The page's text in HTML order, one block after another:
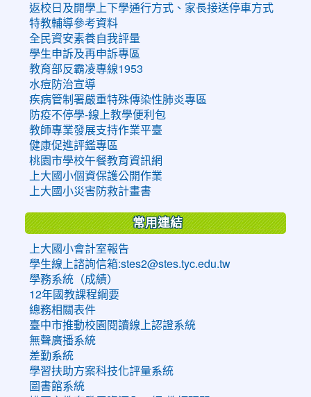
返校日及開學上下學通行方式、家長接送停車方式
特教輔導參考資料
全民資安素養自我評量
學生申訴及再申訴專區
教育部反霸凌專線1953
水痘防治宣導
疾病管制署嚴重特殊傳染性肺炎專區
防疫不停學-線上教學便利包
教師專業發展支持作業平臺
健康促進評鑑專區
桃園市學校午餐教育資訊網
上大國小個資保護公開作業
上大國小災害防救計畫書
常用連結
上大國小會計室報告
學生線上諮詢信箱:stes2@stes.tyc.edu.tw
學務系統（成績）
12年國教課程綱要
總務相關表件
臺中市推動校園閱讀線上認證系統
無聲廣播系統
差勤系統
學習扶助方案科技化評量系統
圖書館系統